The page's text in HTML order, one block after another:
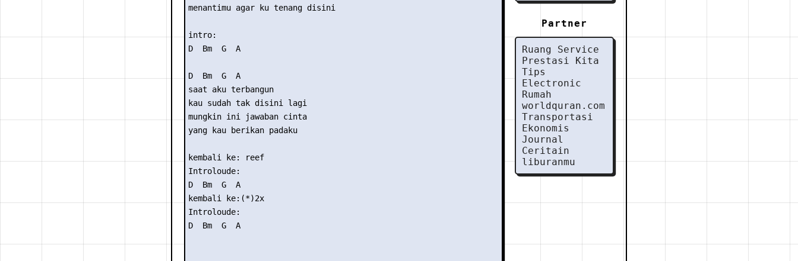
menantimu agar ku tenang disini
intro:
D  Bm  G  A
D  Bm  G  A
saat aku terbangun
kau sudah tak disini lagi
mungkin ini jawaban cinta
yang kau berikan padaku
kembali ke: reef
Introloude:
D  Bm  G  A
kembali ke:(*)2x
Introloude:
D  Bm  G  A
Partner
Ruang Service
Prestasi Kita
Tips
Electronic
Rumah
worldquran.com
Transportasi
Ekonomis
Journal
Ceritain
liburanmu